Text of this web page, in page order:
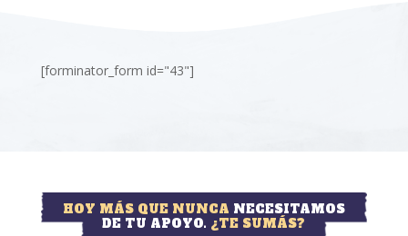
[forminator_form id="43"]
HOY MÁS QUE NUNCA NECESITAMOS
DE TU APOYO. ¿TE SUMÁS?